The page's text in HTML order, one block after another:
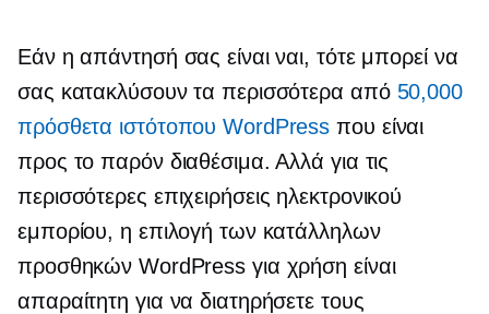
Εάν η απάντησή σας είναι ναι, τότε μπορεί να
σας κατακλύσουν τα περισσότερα από 50,000
πρόσθετα ιστότοπου WordPress που είναι
προς το παρόν διαθέσιμα. Αλλά για τις
περισσότερες επιχειρήσεις ηλεκτρονικού
εμπορίου, η επιλογή των κατάλληλων
προσθηκών WordPress για χρήση είναι
απαραίτητη για να διατηρήσετε τους